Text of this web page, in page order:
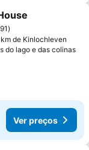
favoritos
de Kinlochleven
do lago e das colinas
Ver preços